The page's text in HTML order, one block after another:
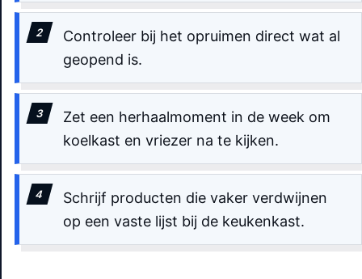
Controleer bij het opruimen direct wat al
geopend is.
Zet een herhaalmoment in de week om
koelkast en vriezer na te kijken.
Schrijf producten die vaker verdwijnen
op een vaste lijst bij de keukenkast.